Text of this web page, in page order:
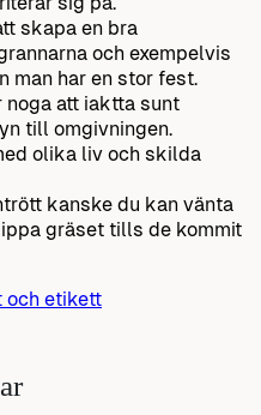
skapa en bra
och exempelvis
man har en stor fest.
noga att iaktta sunt
till omgivningen.
olika liv och skilda
kanske du kan vänta
gräset tills de kommit
och etikett